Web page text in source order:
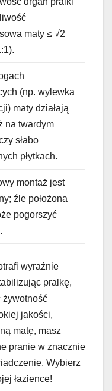
maty ≤ √2
(np. wylewka
maty działają
na twardym
słabo
płytkach.
montaż jest
źle położona
pogorszyć
wyraźnie
pralkę,
żywotność
jakości,
matę, masz
pranie w znacznie
Wybierz
łazience!